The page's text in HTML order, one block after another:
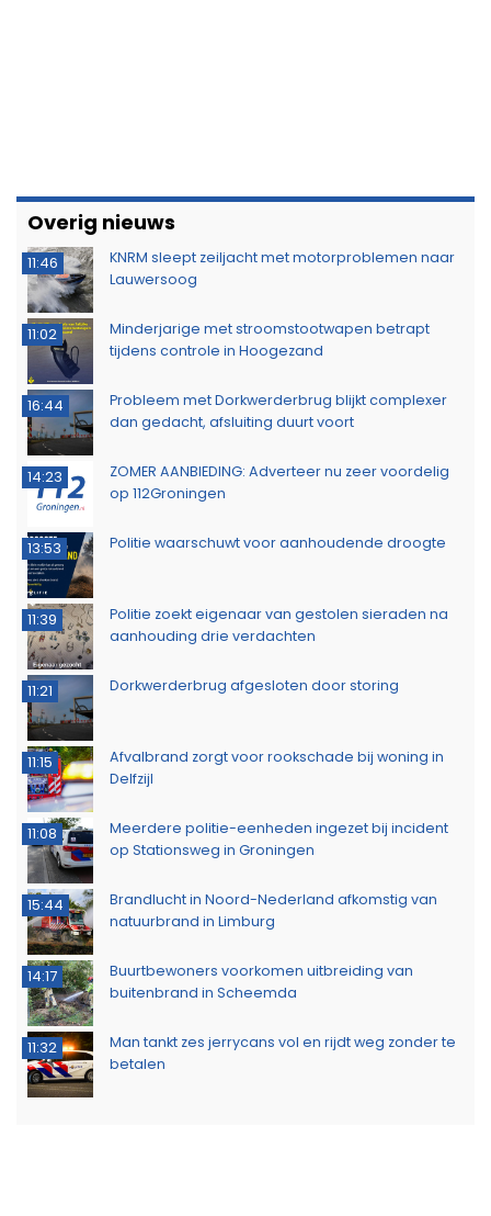
Overig nieuws
11:46
KNRM sleept zeiljacht met motorproblemen naar
Lauwersoog
11:02
Minderjarige met stroomstootwapen betrapt
tijdens controle in Hoogezand
16:44
Probleem met Dorkwerderbrug blijkt complexer
dan gedacht, afsluiting duurt voort
14:23
ZOMER AANBIEDING: Adverteer nu zeer voordelig
op 112Groningen
13:53 Politie waarschuwt voor aanhoudende droogte
11:39
Politie zoekt eigenaar van gestolen sieraden na
aanhouding drie verdachten
11:21 Dorkwerderbrug afgesloten door storing
11:15
Afvalbrand zorgt voor rookschade bij woning in
Delfzijl
11:08
Meerdere politie-eenheden ingezet bij incident
op Stationsweg in Groningen
15:44
Brandlucht in Noord-Nederland afkomstig van
natuurbrand in Limburg
14:17
Buurtbewoners voorkomen uitbreiding van
buitenbrand in Scheemda
11:32
Man tankt zes jerrycans vol en rijdt weg zonder te
betalen